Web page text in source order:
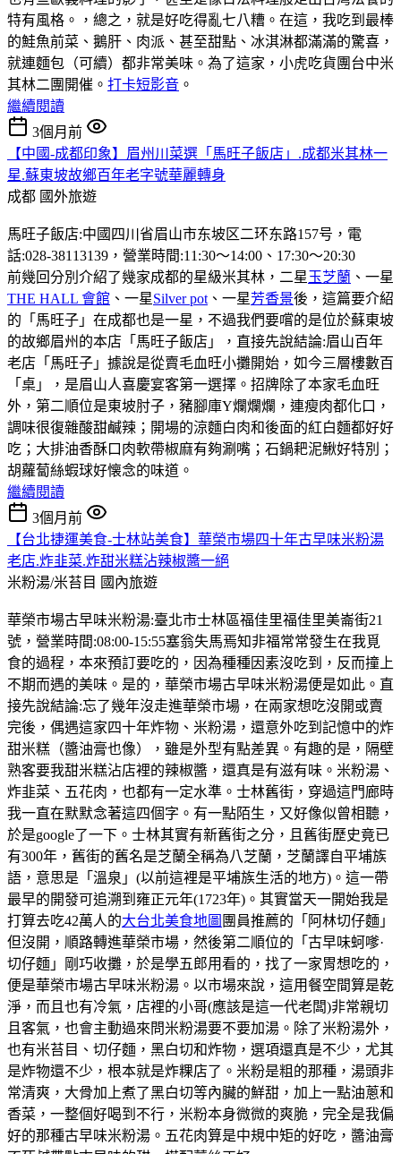
特有風格。，總之，就是好吃得亂七八糟。在這，我吃到最棒
的鮭魚前菜、鵝肝、肉派、甚至甜點、冰淇淋都滿滿的驚喜，
就連麵包（可續）都非常美味。為了這家，小虎吃貨團台中米
其林二團開催。 打卡短影音 。
繼續閱讀
3個月前
【中國-成都印象】眉州川菜選「馬旺子飯店」.成都米其林一
星.蘇東坡故鄉百年老字號華麗轉身
成都 國外旅遊
馬旺子飯店:中國四川省眉山市东坡区二环东路157号，電
話:028-38113139，營業時間:11:30〜14:00、17:30〜20:30
前幾回分別介紹了幾家成都的星級米其林，二星 玉芝蘭 、一星
THE HALL 會館 、一星Silver pot 、一星芳香景後，這篇要介紹
的「馬旺子」在成都也是一星，不過我們要嚐的是位於蘇東坡
的故鄉眉州的本店「馬旺子飯店」，直接先說結論:眉山百年
老店「馬旺子」據說是從賣毛血旺小攤開始，如今三層樓數百
「桌」，是眉山人喜慶宴客第一選擇。招牌除了本家毛血旺
外，第二順位是東坡肘子，豬腳庫Y爛爛爛，連瘦肉都化口，
調味很復雜酸甜鹹辣；開場的涼麵白肉和後面的紅白麵都好好
吃；大排油香酥口肉軟帶椒麻有夠涮嘴；石鍋耙泥鰍好特別；
胡蘿蔔絲蝦球好懐念的味道。
繼續閱讀
3個月前
【台北捷運美食-士林站美食】華榮市場四十年古早味米粉湯
老店.炸韭菜.炸甜米糕沾辣椒醬一絕
米粉湯/米苔目 國內旅遊
華榮市場古早味米粉湯:臺北市士林區福佳里福佳里美崙街21
號，營業時間:08:00-15:55塞翁失馬焉知非福常常發生在我覓
食的過程，本來預訂要吃的，因為種種因素沒吃到，反而撞上
不期而遇的美味。是的，華榮市場古早味米粉湯便是如此。直
接先說結論:忘了幾年沒走進華榮市場，在兩家想吃沒開或賣
完後，偶遇這家四十年炸物、米粉湯，還意外吃到記憶中的炸
甜米糕（醬油膏也像），雖是外型有點差異。有趣的是，隔壁
熟客要我甜米糕沾店裡的辣椒醬，還真是有滋有味。米粉湯、
炸韭菜、五花肉，也都有一定水準。士林舊街，穿過這門廊時
我一直在默默念著這四個字。有一點陌生，又好像似曾相聽，
於是google了一下。士林其實有新舊街之分，且舊街歷史竟已
有300年，舊街的舊名是芝蘭全稱為八芝蘭，芝蘭譯自平埔族
語，意思是「溫泉」(以前這裡是平埔族生活的地方)。這一帶
最早的開發可追溯到雍正元年(1723年)。其實當天一開始我是
打算去吃42萬人的大台北美食地圖 團員推薦的「阿林切仔麵」
但沒開，順路轉進華榮市場，然後第二順位的「古早味蚵嗲·
切仔麵」剛巧收攤，於是學五郎用看的，找了一家胃想吃的，
便是華榮市場古早味米粉湯。以市場來說，這用餐空間算是乾
淨，而且也有冷氣，店裡的小哥(應該是這一代老闆)非常親切
且客氣，也會主動過來問米粉湯要不要加湯。除了米粉湯外，
也有米苔目、切仔麵，黑白切和炸物，選項還真是不少，尤其
是炸物還不少，根本就是炸粿店了。米粉是粗的那種，湯頭非
常清爽，大骨加上煮了黑白切等內臟的鮮甜，加上一點油蔥和
香菜，一整個好喝到不行，米粉本身微微的爽脆，完全是我偏
好的那種古早味米粉湯。五花肉算是中規中矩的好吃，醬油膏